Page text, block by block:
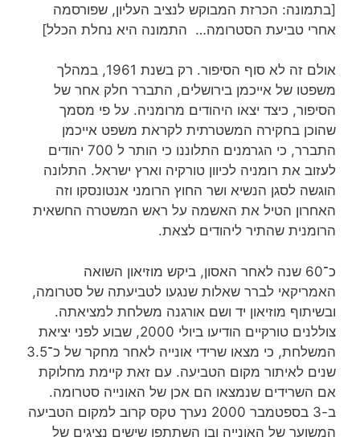
[בתמונה: הכרזת המבוקש לנציב העליון, שפורסמה
אחרי טביעת הסטרומה… התמונה היא נחלת הכלל]
אולם זה לא סוף הסיפור. רק בשנת 1961, במהלך
משפטו של אייכמן בירושלים, התברר חלק אחר של
הסיפור, כיצד יצאו היהודים מרומניה. על פי מסמך
שהוכן בחקירה המשטרתית לקראת משפט אייכמן
התברר, כי הגרמנים התלוננו כי הותר ל 700 יהודים
לעזוב את רומניה לכיוון טורקיה וארץ ישראל. התלונה
הוגשה לסגן הנשיא ושר החוץ הרומני אנטונסקו וזה
האחרון הטיל את האשמה על ראש המשטרה החשאית
הרומנית שהתיר ליהודים לצאת.
כ־60 שנה לאחר האסון, ביקש מוזיאון השואה
האמריקאי לברר שאלות שנגעו לטביעתה של סטרומה,
ובשיתוף מוזיאון יד ושם אורגנה משלחת למציאתה.
צוללנים טורקיים הודיעו ביולי 2000, שבוע לפני יציאת
המשלחת, כי מצאו שרידי אונייה לאחר מחקר של כ־3.5
שנים לאיתור מקום הטביעה. עם זאת קיימת מחלוקת
אם השרידים שנמצאו הם אכן של האונייה סטרומה.
ב-3 בספטמבר 2000 נערך טקס קרוב למקום הטביעה
המשוער של האונייה ובו השתתפו שישים נציגים של